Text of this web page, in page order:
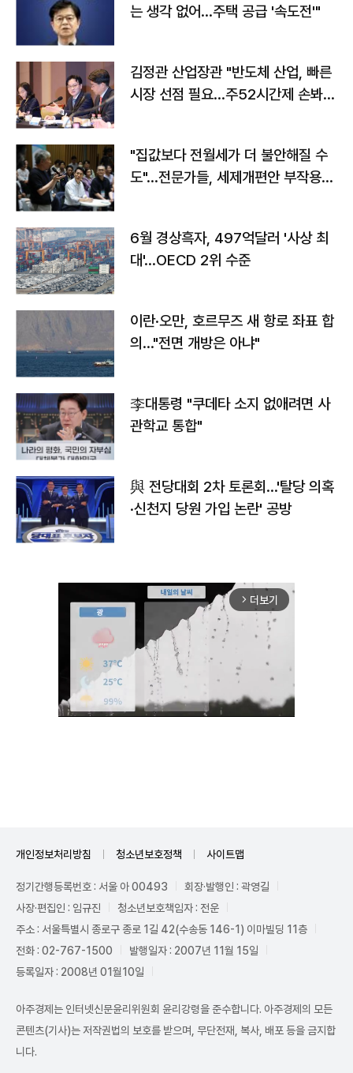
는 생각 없어…주택 공급 '속도전'"
김정관 산업장관 "반도체 산업, 빠른
시장 선점 필요…주52시간제 손봐
"집값보다 전월세가 더 불안해질 수
도"…전문가들, 세제개편안 부작용
6월 경상흑자, 497억달러 '사상 최
대'…OECD 2위 수준
이란·오만, 호르무즈 새 항로 좌표 합
의…"전면 개방은 아냐"
李대통령 "쿠데타 소지 없애려면 사
관학교 통합"
與 전당대회 2차 토론회…'탈당 의혹
·신천지 당원 가입 논란' 공방
arrow_forward_ios 더보기
개인정보처리방침 청소년보호정책 사이트맵
정기간행등록번호 : 서울 아 00493
회장·발행인 : 곽영길
사장·편집인 : 임규진
청소년보호책임자 : 전운
주소 : 서울특별시 종로구 종로 1길 42(수송동 146-1) 이마빌딩 11층
전화 : 02-767-1500
발행일자 : 2007년 11월 15일
등록일자 : 2008년 01월10일
아주경제는 인터넷신문윤리위원회 윤리강령을 준수합니다. 아주경제의 모든
콘텐츠(기사)는 저작권법의 보호를 받으며, 무단전재, 복사, 배포 등을 금지합
니다.